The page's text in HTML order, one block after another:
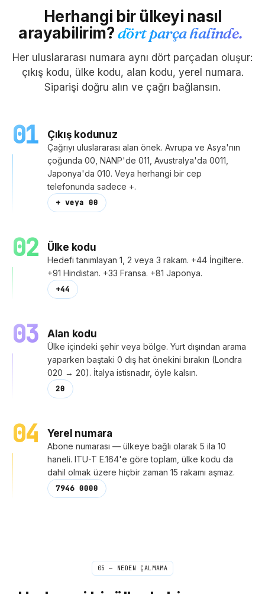
Herhangi bir ülkeyi nasıl
arayabilirim?dört parça halinde.
Her uluslararası numara aynı dört parçadan oluşur:
çıkış kodu, ülke kodu, alan kodu, yerel numara.
Siparişi doğru alın ve çağrı bağlansın.
01 Çıkış kodunuz
Çağrıyı uluslararası alan önek. Avrupa ve Asya'nın
çoğunda 00, NANP'de 011, Avustralya'da 0011,
Japonya'da 010. Veya herhangi bir cep
telefonunda sadece +.
+ veya 00
02 Ülke kodu
Hedefi tanımlayan 1, 2 veya 3 rakam. +44 İngiltere.
+91 Hindistan. +33 Fransa. +81 Japonya.
+44
03 Alan kodu
Ülke içindeki şehir veya bölge. Yurt dışından arama
yaparken baştaki 0 ​​dış hat önekini bırakın (Londra
020 → 20). İtalya istisnadır, öyle kalsın.
20
04 Yerel numara
Abone numarası — ülkeye bağlı olarak 5 ila 10
haneli. ITU-T E.164'e göre toplam, ülke kodu da
dahil olmak üzere hiçbir zaman 15 rakamı aşmaz.
7946 0000
05 — NEDEN ÇALMAMA